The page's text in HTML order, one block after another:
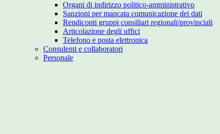
Organi di indirizzo politico-amministrativo
Sanzioni per mancata comunicazione dei dati
Rendiconti gruppi consiliari regionali/provinciali
Articolazione degli uffici
Telefono e posta elettronica
Consulenti e collaboratori
Personale